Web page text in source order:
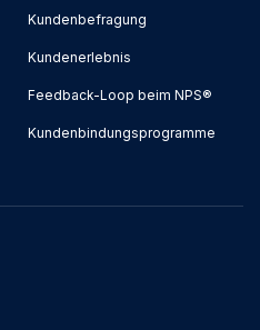
Kundenbefragung
Kundenerlebnis
Feedback-Loop beim NPS®
Kundenbindungsprogramme